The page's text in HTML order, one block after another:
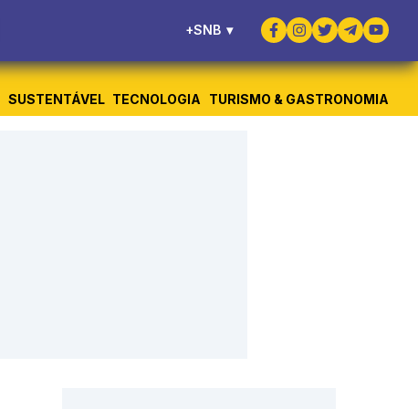
+SNB ▾
SUSTENTÁVEL TECNOLOGIA TURISMO & GASTRONOMIA